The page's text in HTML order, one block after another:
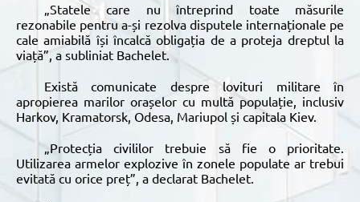
„Statele care nu întreprind toate măsurile
rezonabile pentru a-și rezolva disputele internaționale pe
cale amiabilă își încalcă obligația de a proteja dreptul la
viață”, a subliniat Bachelet.
Există comunicate despre lovituri militare în
apropierea marilor orașelor cu multă populație, inclusiv
Harkov, Kramatorsk, Odesa, Mariupol și capitala Kiev.
„Protecția civililor trebuie să fie o prioritate.
Utilizarea armelor explozive în zonele populate ar trebui
evitată cu orice preț”, a declarat Bachelet.